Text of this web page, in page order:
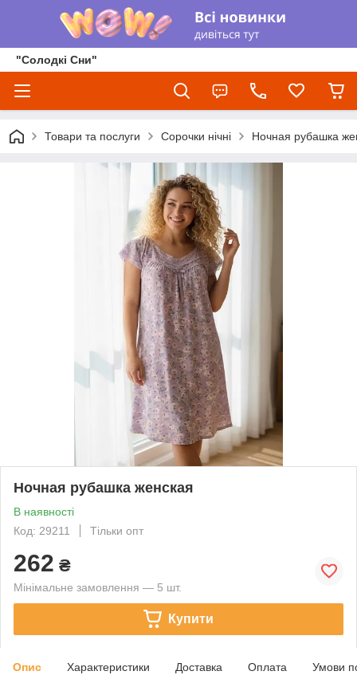
"Солодкі Сни"
Товари та послуги Сорочки нічні Ночная рубашка
Ночная рубашка женская
В наявності
Код: 29211
Тільки опт
262 ₴
Мінімальне замовлення — 5 шт.
Купити
Опис Характеристики Доставка Оплата Умови